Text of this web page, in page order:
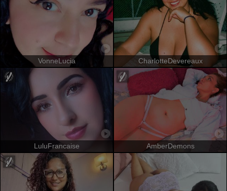
VonneLucia CharlotteDevereaux
LuluFrancaise AmberDemons